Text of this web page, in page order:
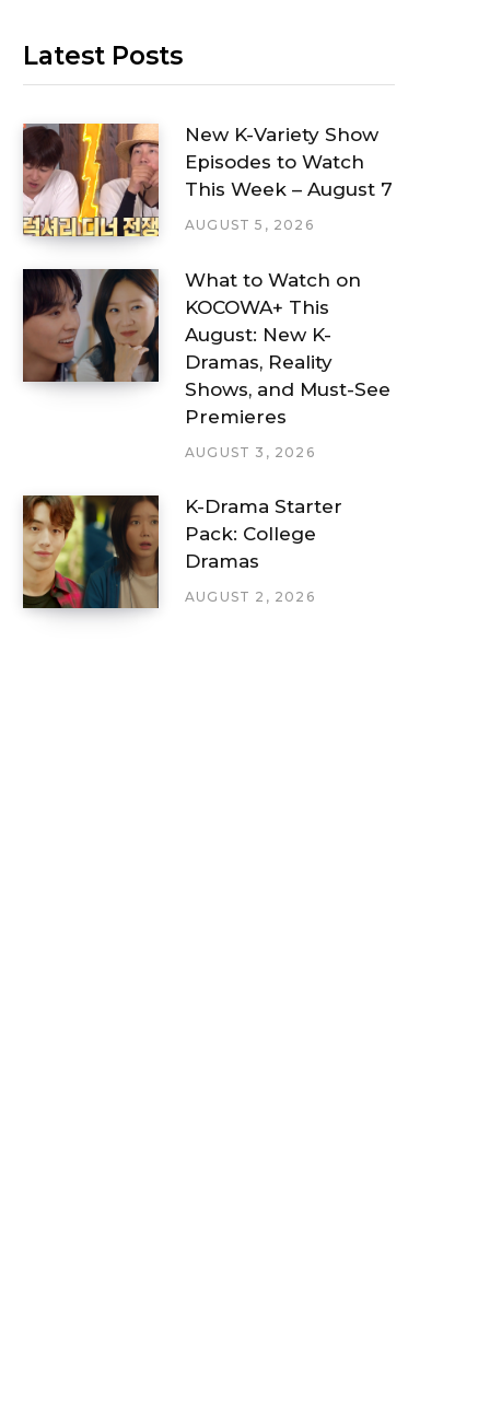
Latest Posts
New K-Variety Show
Episodes to Watch
This Week – August 7
AUGUST 5, 2026
What to Watch on
KOCOWA+ This
August: New K-
Dramas, Reality
Shows, and Must-See
Premieres
AUGUST 3, 2026
K-Drama Starter
Pack: College
Dramas
AUGUST 2, 2026